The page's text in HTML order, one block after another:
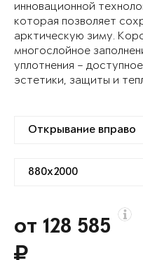
инновационной
которая позволяет
арктическую зиму.
многослойное
уплотнения –
эстетики, защиты и
от 128 585